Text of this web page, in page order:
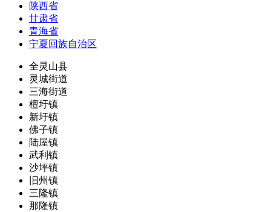
陕西省
甘肃省
青海省
宁夏回族自治区
全灵山县
灵城街道
三海街道
檀圩镇
新圩镇
佛子镇
陆屋镇
武利镇
沙坪镇
旧州镇
三隆镇
那隆镇